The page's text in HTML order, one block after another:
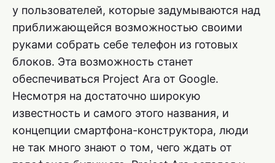
у пользователей, которые задумываются над
приближающейся возможностью своими
руками собрать себе телефон из готовых
блоков. Эта возможность станет
обеспечиваться Project Ara от Google.
Несмотря на достаточно широкую
известность и самого этого названия, и
концепции смартфона-конструктора, люди
не так много знают о том, чего ждать от